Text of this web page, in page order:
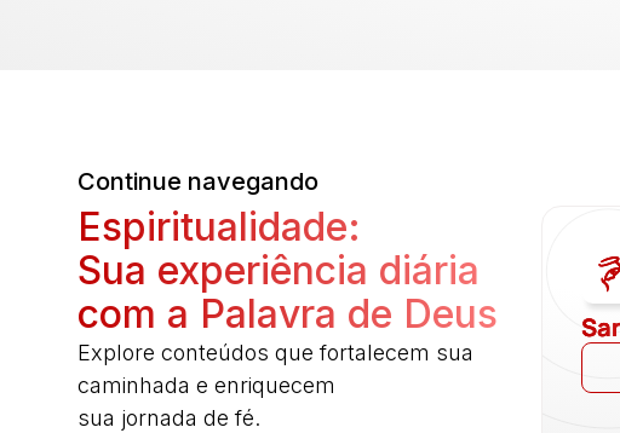
Continue navegando
Espiritualidade:
Sua experiência diária
com a Palavra de Deus
Explore conteúdos que fortalecem sua
caminhada e enriquecem
sua jornada de fé.